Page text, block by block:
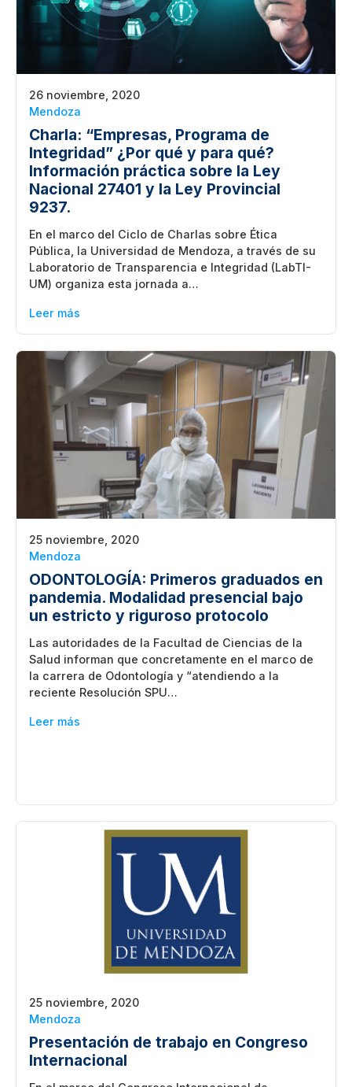
26 noviembre, 2020
Mendoza
Charla: “Empresas, Programa de
Integridad” ¿Por qué y para qué?
Información práctica sobre la Ley
Nacional 27401 y la Ley Provincial
9237.
En el marco del Ciclo de Charlas sobre Ética
Pública, la Universidad de Mendoza, a través de su
Laboratorio de Transparencia e Integridad (LabTI-
UM) organiza esta jornada a…
Leer más
25 noviembre, 2020
Mendoza
ODONTOLOGÍA: Primeros graduados en
pandemia. Modalidad presencial bajo
un estricto y riguroso protocolo
Las autoridades de la Facultad de Ciencias de la
Salud informan que concretamente en el marco de
la carrera de Odontología y “atendiendo a la
reciente Resolución SPU…
Leer más
25 noviembre, 2020
Mendoza
Presentación de trabajo en Congreso
Internacional